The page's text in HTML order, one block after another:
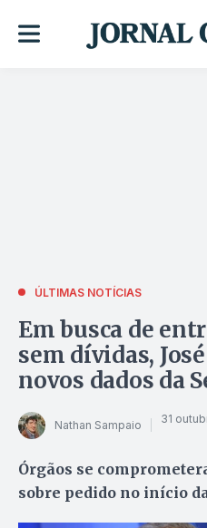
ÚLTIMAS NOTÍCIAS
Em busca de
sem dívidas,
novos dados da
Nathan Sampaio 31
Órgãos se
sobre pedido no início